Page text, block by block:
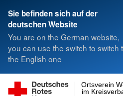
Sie befinden sich auf der
deutschen Website
You are on the German website,
you can use the switch to switch
the English one
im
Ortsverein